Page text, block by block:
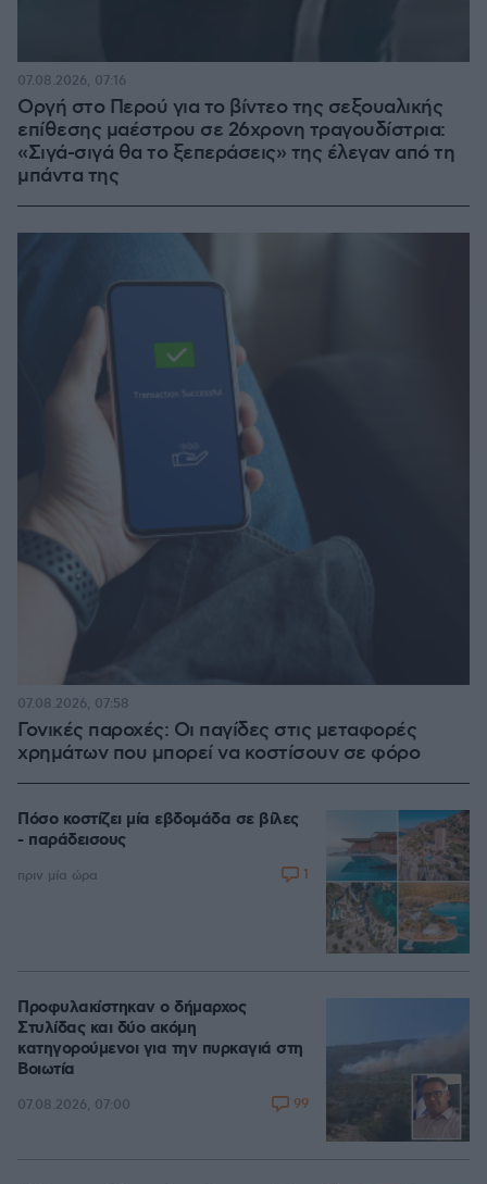
Οργή στο Περού για το βίντεο της σεξουαλικής
επίθεσης μαέστρου σε 26χρονη τραγουδίστρια:
«Σιγά-σιγά θα το ξεπεράσεις» της έλεγαν από τη
μπάντα της
07.08.2026, 07:16
Γονικές παροχές: Οι παγίδες στις μεταφορές
χρημάτων που μπορεί να κοστίσουν σε φόρο
07.08.2026, 07:58
Πόσο κοστίζει μία εβδομάδα σε βίλες
- παράδεισους
πριν μία ώρα 1
Προφυλακίστηκαν ο δήμαρχος
Στυλίδας και δύο ακόμη
κατηγορούμενοι για την πυρκαγιά στη
Βοιωτία
07.08.2026, 07:00 99